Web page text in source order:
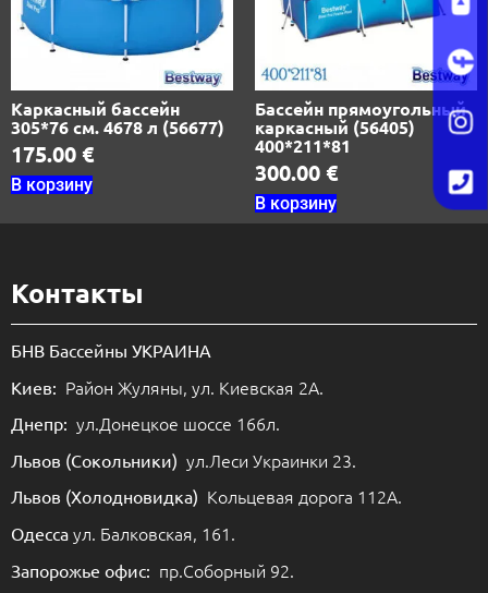
Каркасный бассейн
305*76 см. 4678 л (56677)
175.00 €
В корзину
Бассейн прямоугольный
каркасный (56405)
400*211*81
300.00 €
В корзину
Контакты
БНВ Бассейны УКРАИНА
Киев: Район Жуляны, ул. Киевская 2А.
Днепр: ул.Донецкое шоссе 166л.
Львов (Сокольники) ул.Леси Украинки 23.
Львов (Холодновидка) Кольцевая дорога 112А.
Одесса ул. Балковская, 161.
Запорожье офис: пр.Соборный 92.